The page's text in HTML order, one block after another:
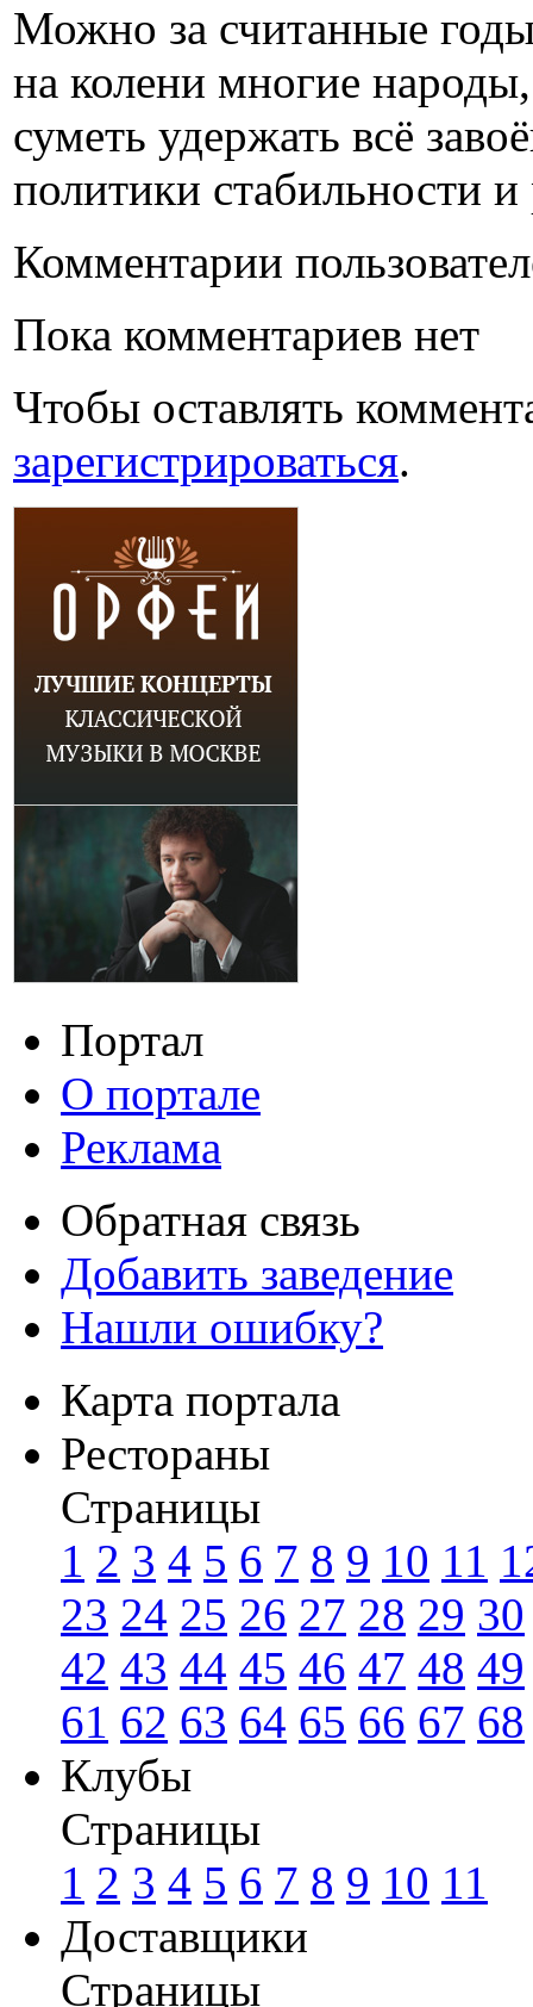
Можно за считанные годы
на колени многие
суметь удержать всё
политики стабильности
Комментарии
Пока комментариев нет
Чтобы оставлять
зарегистрироваться.
Портал
О портале
Реклама
Обратная связь
Добавить заведение
Нашли ошибку?
Карта портала
Рестораны
Страницы
1 2 3 4 5 6 7 8 9 10 11
23 24 25 26 27 28 29 30
42 43 44 45 46 47 48 49
61 62 63 64 65 66 67 68
Клубы
Страницы
1 2 3 4 5 6 7 8 9 10 11
Доставщики
Страницы